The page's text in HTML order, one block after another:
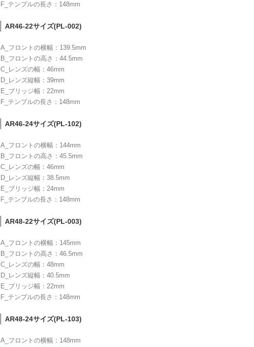
F_テンプルの長さ：148mm
AR46-22サイズ(PL-002)
A_フロントの横幅：139.5mm
B_フロントの高さ：44.5mm
C_レンズの幅：46mm
D_レンズ縦幅：39mm
E_ブリッジ幅：22mm
F_テンプルの長さ：148mm
AR46-24サイズ(PL-102)
A_フロントの横幅：144mm
B_フロントの高さ：45.5mm
C_レンズの幅：46mm
D_レンズ縦幅：38.5mm
E_ブリッジ幅：24mm
F_テンプルの長さ：148mm
AR48-22サイズ(PL-003)
A_フロントの横幅：145mm
B_フロントの高さ：46.5mm
C_レンズの幅：48mm
D_レンズ縦幅：40.5mm
E_ブリッジ幅：22mm
F_テンプルの長さ：148mm
AR48-24サイズ(PL-103)
A_フロントの横幅：148mm